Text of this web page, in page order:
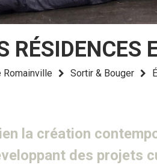
RÉSIDENCES
Romainville Sortir & Bouger
la création
des projets